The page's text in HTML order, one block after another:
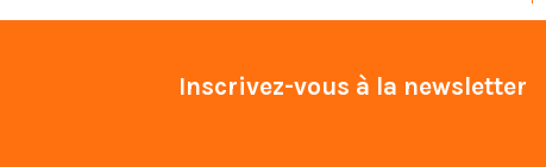
Inscrivez-vous à la newsletter